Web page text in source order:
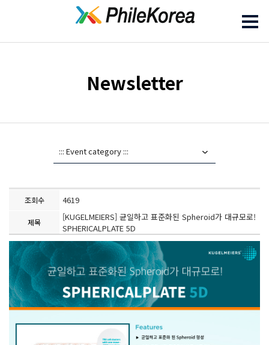
Newsletter
조회수 4619
제목
[KUGELMEIERS] 균일하고 표준화된 Spheroid가 대규모로!
SPHERICALPLATE 5D